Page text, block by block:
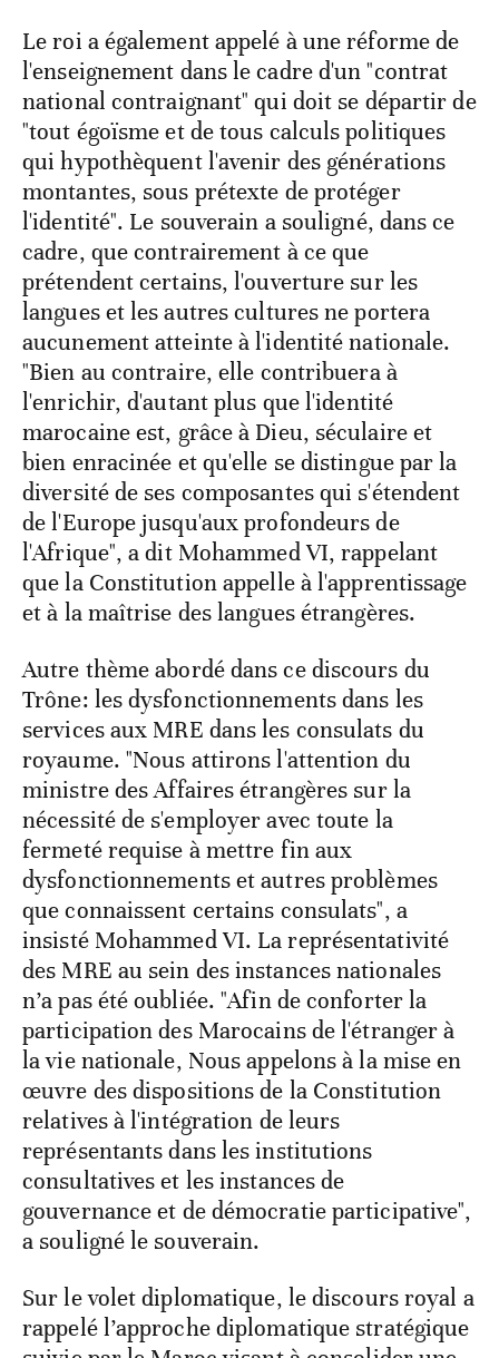
Le roi a également appelé à une réforme de
l'enseignement dans le cadre d'un "contrat
national contraignant" qui doit se départir de
"tout égoïsme et de tous calculs politiques
qui hypothèquent l'avenir des générations
montantes, sous prétexte de protéger
l'identité". Le souverain a souligné, dans ce
cadre, que contrairement à ce que
prétendent certains, l'ouverture sur les
langues et les autres cultures ne portera
aucunement atteinte à l'identité nationale.
"Bien au contraire, elle contribuera à
l'enrichir, d'autant plus que l'identité
marocaine est, grâce à Dieu, séculaire et
bien enracinée et qu'elle se distingue par la
diversité de ses composantes qui s'étendent
de l'Europe jusqu'aux profondeurs de
l'Afrique", a dit Mohammed VI, rappelant
que la Constitution appelle à l'apprentissage
et à la maîtrise des langues étrangères.
Autre thème abordé dans ce discours du
Trône: les dysfonctionnements dans les
services aux MRE dans les consulats du
royaume. "Nous attirons l'attention du
ministre des Affaires étrangères sur la
nécessité de s'employer avec toute la
fermeté requise à mettre fin aux
dysfonctionnements et autres problèmes
que connaissent certains consulats", a
insisté Mohammed VI. La représentativité
des MRE au sein des instances nationales
n’a pas été oubliée. "Afin de conforter la
participation des Marocains de l'étranger à
la vie nationale, Nous appelons à la mise en
œuvre des dispositions de la Constitution
relatives à l'intégration de leurs
représentants dans les institutions
consultatives et les instances de
gouvernance et de démocratie participative",
a souligné le souverain.
Sur le volet diplomatique, le discours royal a
rappelé l’approche diplomatique stratégique